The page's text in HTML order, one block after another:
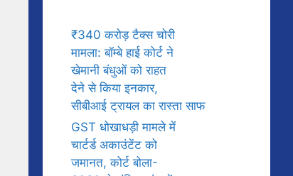
₹340 करोड़ टैक्स चोरी
मामला: बॉम्बे हाई कोर्ट ने
खेमानी बंधुओं को राहत
देने से किया इनकार,
सीबीआई ट्रायल का रास्ता साफ
GST धोखाधड़ी मामले में
चार्टर्ड अकाउंटेंट को
जमानत, कोर्ट बोला-